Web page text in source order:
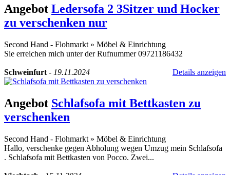
Angebot Ledersofa 2 3Sitzer und Hocker
zu verschenken nur
Second Hand - Flohmarkt » Möbel & Einrichtung
Sie erreichen mich unter der Rufnummer 09721186432
Schweinfurt - 19.11.2024 Details anzeigen
Angebot Schlafsofa mit Bettkasten zu
verschenken
Second Hand - Flohmarkt » Möbel & Einrichtung
Hallo, verschenke gegen Abholung wegen Umzug mein Schlafsofa
. Schlafsofa mit Bettkasten von Pocco. Zwei...